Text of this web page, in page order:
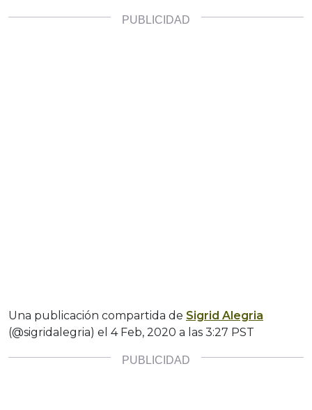
Una publicación compartida de Sigrid Alegria
(@sigridalegria) el 4 Feb, 2020 a las 3:27 PST